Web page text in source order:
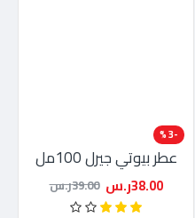
-3 %
عطر بيوتي جيرل 100مل
38.00ر.س 39.00ر.س